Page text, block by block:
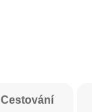
Cestování